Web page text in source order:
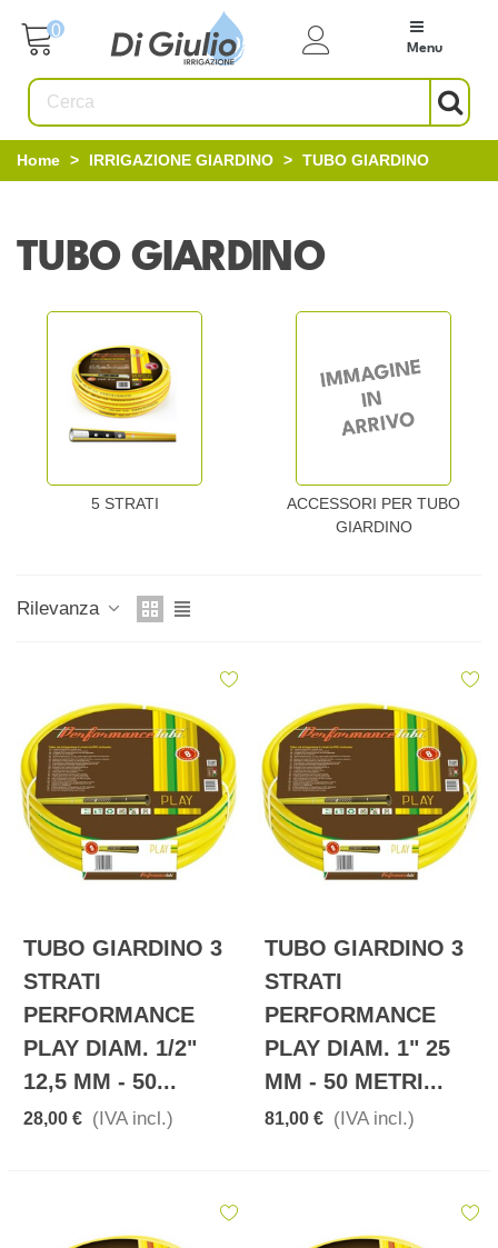
0
Menu
Home > IRRIGAZIONE GIARDINO > TUBO GIARDINO
TUBO GIARDINO
5 STRATI
ACCESSORI PER TUBO
GIARDINO
Rilevanza
TUBO GIARDINO 3
STRATI
PERFORMANCE
PLAY DIAM. 1/2"
12,5 MM - 50...
28,00 € (IVA incl.)
TUBO GIARDINO 3
STRATI
PERFORMANCE
PLAY DIAM. 1" 25
MM - 50 METRI...
81,00 € (IVA incl.)